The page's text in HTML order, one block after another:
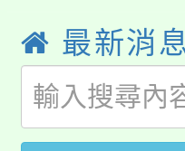
系所師
學籍身
版
淨零綠
公告本
代理(
「2026
最新消